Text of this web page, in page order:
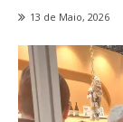
13 de Maio, 2026